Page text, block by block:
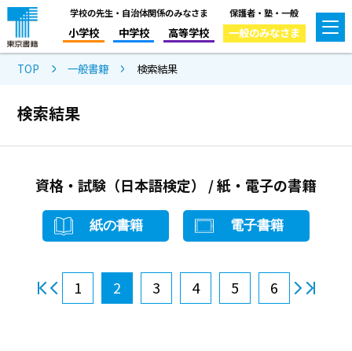
学校の先生・自治体関係のみなさま
小学校 中学校 高等学校
保護者・塾・一般
一般のみなさま
TOP 一般書籍 検索結果
検索結果
資格・試験（日本語検定） / 紙・電子の書籍
紙の書籍 電子書籍
1 2 3 4 5 6